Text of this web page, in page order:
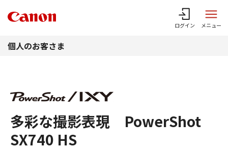
ログイン メニュー
個人のお客さま
多彩な撮影表現 PowerShot
SX740 HS